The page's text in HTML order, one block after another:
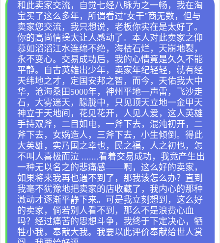
和此卖家交流，自觉七经八脉为之一畅，我在淘
宝买了这么多年，所谓看过"女干"商无数，但与
卖家您交流，我只想说，老板你实在是太好了。
你的高尚情操太让人感动了。本人对此卖家之仰
慕如滔滔江水连绵不绝，海枯石烂，天崩地裂，
永不变心。交易成功后，我的心情竟是久久不能
平静。自古英雄出少年，卖家年纪轻轻，就有经
天纬地之才，定国安邦之智，而今，天佑我大中
华，沧海桑田5000年，神州平地一声雷，飞沙走
石，大雾迷天，朦胧中，只见顶天立地一金甲天
神立于天地间，花见花开，人见人爱，这人英雄
手持双斧，二目如电，一斧下去，混沌初开，二
斧下去，女娲造人，三斧下去，小生倾倒。得此
大英雄，实乃国之幸也，民之福，人之初也，怎
不叫人喜极而泣 .......看着交易成功，我竟产生出
一种无以名之的悲痛感——啊，这么好的卖家，
如果将来我再也遇不到了，那我该怎么办？直到
我毫不犹豫地把卖家的店收藏了，我内心的那种
激动才逐渐平静下来。可是我立刻想到，这么好
的卖家，倘若别人看不到，那么不是浪费心血
吗？经过痛苦的思想斗争，我终于下定决心，牺
牲小我，奉献大我。我要以此评价奉献给世人赏